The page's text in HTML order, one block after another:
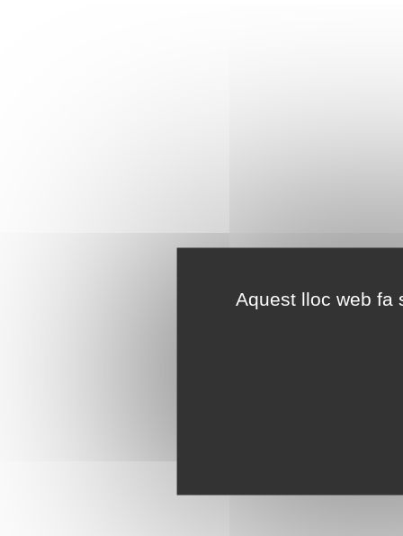
Aquest lloc web fa